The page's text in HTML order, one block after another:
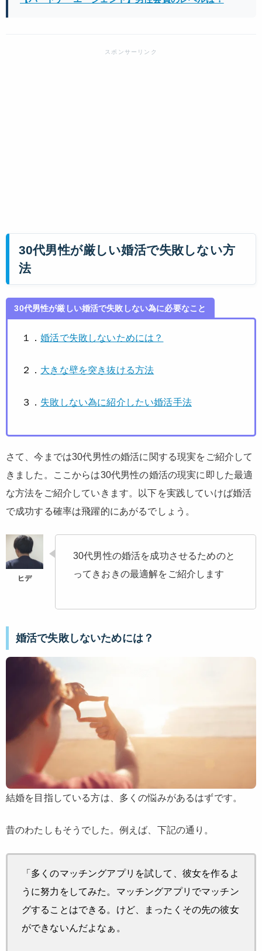
30代男性が厳しい婚活で失敗しない方
法
30代男性が厳しい婚活で失敗しない為に必要なこと
１．婚活で失敗しないためには？
２． 大きな壁を突き抜ける方法
３． 失敗しない為に紹介したい婚活手法
さて、今までは30代男性の婚活に関する現実をご紹介して
きました。ここからは30代男性の婚活の現実に即した最適
な方法をご紹介していきます。以下を実践していけば婚活
で成功する確率は飛躍的にあがるでしょう。
30代男性の婚活を成功させるためのと
ってきおきの最適解をご紹介します
婚活で失敗しないためには？
結婚を目指している方は、多くの悩みがあるはずです。
昔のわたしもそうでした。例えば、下記の通り。
「多くのマッチングアプリを試して、彼女を作るよ
うに努力をしてみた。マッチングアプリでマッチン
グすることはできる。けど、まったくその先の彼女
ができないんだよなぁ。